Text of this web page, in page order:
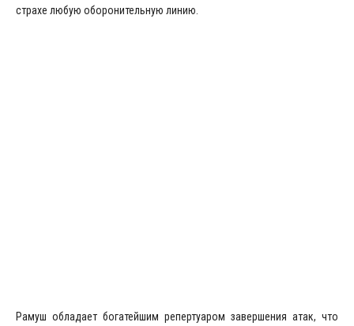
страхе любую оборонительную линию.
Рамуш обладает богатейшим репертуаром завершения атак, что